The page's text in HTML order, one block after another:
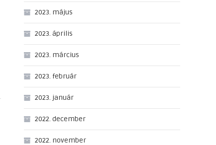
2023. május
2023. április
2023. március
2023. február
2023. január
2022. december
2022. november